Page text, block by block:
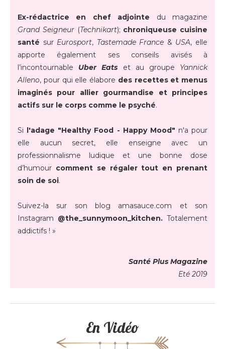
Ex-rédactrice en chef adjointe du magazine
Grand Seigneur(Technikart); chroniqueuse cuisine
santé sur Eurosport, Tastemade France & USA, elle
apporte également ses conseils avisés à
l’incontournable Uber Eats et au groupe Yannick
Alleno, pour qui elle élabore des recettes et menus
imaginés pour allier gourmandise et principes
actifs sur le corps comme le psyché.
Si l'adage "Healthy Food - Happy Mood" n'a pour
elle aucun secret, elle enseigne avec un
professionnalisme ludique et une bonne dose
d’humour comment se régaler tout en prenant
soin de soi.
Suivez-la sur son blog amasauce.com et son
Instagram @the_sunnymoon_kitchen. Totalement
addictifs ! »
Santé Plus Magazine
Eté 2019
En Vidéo